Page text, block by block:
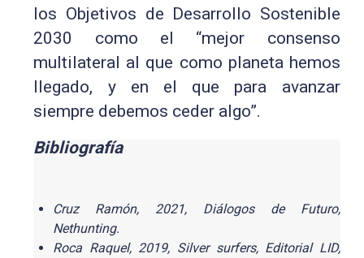
los Objetivos de Desarrollo Sostenible
2030 como el “mejor consenso
multilateral al que como planeta hemos
llegado, y en el que para avanzar
siempre debemos ceder algo”.
Bibliografía
Cruz Ramón, 2021, Diálogos de Futuro,
Nethunting.
Roca Raquel, 2019, Silver surfers, Editorial LID,